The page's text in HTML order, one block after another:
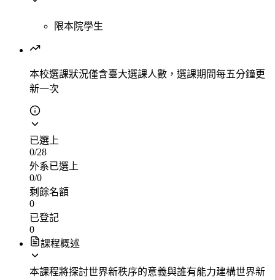
限本院學生
本校選課狀況僅含臺大選課人數，選課期間每五分鐘更
新一次
已選上
0/28
外系已選上
0/0
剩餘名額
0
已登記
0
課程概述
本課程將探討世界新秩序的意義與誰有能力建構世界新